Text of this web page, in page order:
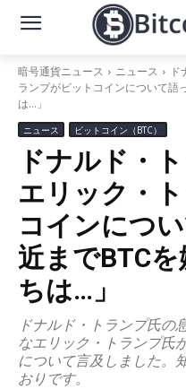
暗号通貨ニュース ニュース
ランプがビットコインについて語
は…」
ニュース ビットコイン（BTC）
ドナルド・
エリック・
コインにつ
近までBTC
ちは…」
ドナルド・トランプ氏の
なエリック・トランプ氏
について言及しました。
おりです。